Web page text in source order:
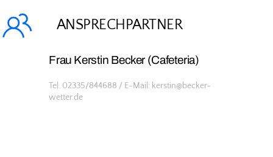
ANSPRECHPARTNER
Frau Kerstin Becker (Cafeteria)
Tel. 02335/844688 / E-Mail: kerstin@becker-
wetter.de